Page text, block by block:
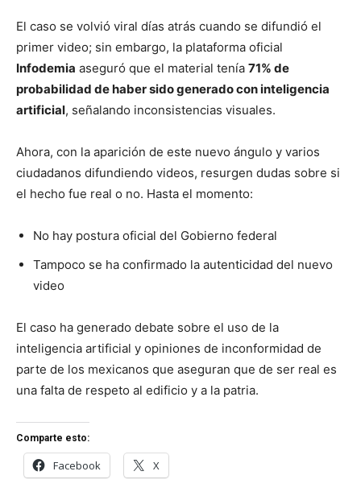
El caso se volvió viral días atrás cuando se difundió el
primer video; sin embargo, la plataforma oficial
Infodemia aseguró que el material tenía 71% de
probabilidad de haber sido generado con inteligencia
artificial, señalando inconsistencias visuales.
Ahora, con la aparición de este nuevo ángulo y varios
ciudadanos difundiendo videos, resurgen dudas sobre si
el hecho fue real o no. Hasta el momento:
No hay postura oficial del Gobierno federal
Tampoco se ha confirmado la autenticidad del nuevo
video
El caso ha generado debate sobre el uso de la
inteligencia artificial y opiniones de inconformidad de
parte de los mexicanos que aseguran que de ser real es
una falta de respeto al edificio y a la patria.
Comparte esto:
Facebook X